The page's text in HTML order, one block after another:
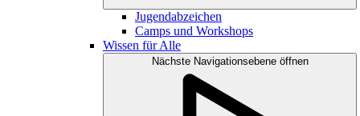
Jugendabzeichen
Camps und Workshops
Wissen für Alle
Nächste Navigationsebene öffnen